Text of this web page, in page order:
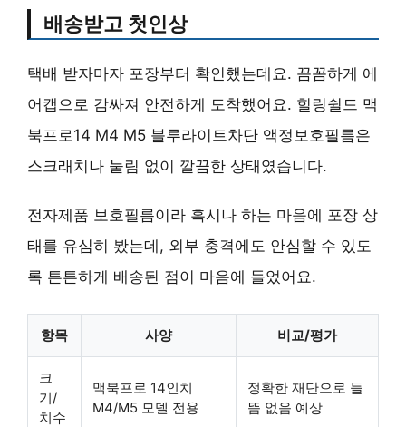
배송받고 첫인상
택배 받자마자 포장부터 확인했는데요. 꼼꼼하게 에
어캡으로 감싸져 안전하게 도착했어요. 힐링쉴드 맥
북프로14 M4 M5 블루라이트차단 액정보호필름은
스크래치나 눌림 없이 깔끔한 상태였습니다.
전자제품 보호필름이라 혹시나 하는 마음에 포장 상
태를 유심히 봤는데, 외부 충격에도 안심할 수 있도
록 튼튼하게 배송된 점이 마음에 들었어요.
항목 사양 비교/평가
크
기/
치수
맥북프로 14인치
M4/M5 모델 전용
정확한 재단으로 들
뜸 없음 예상